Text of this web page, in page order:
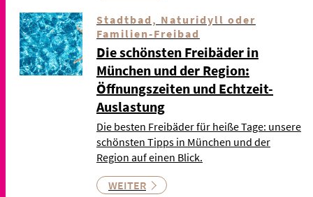
Stadtbad, Naturidyll oder
Familien-Freibad
Die schönsten Freibäder in
München und der Region:
Öffnungszeiten und Echtzeit-
Auslastung
Die besten Freibäder für heiße Tage: unsere
schönsten Tipps in München und der
Region auf einen Blick.
WEITER